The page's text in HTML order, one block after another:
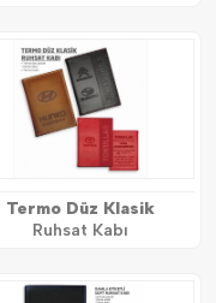
Termo Düz Klasik
Ruhsat Kabı